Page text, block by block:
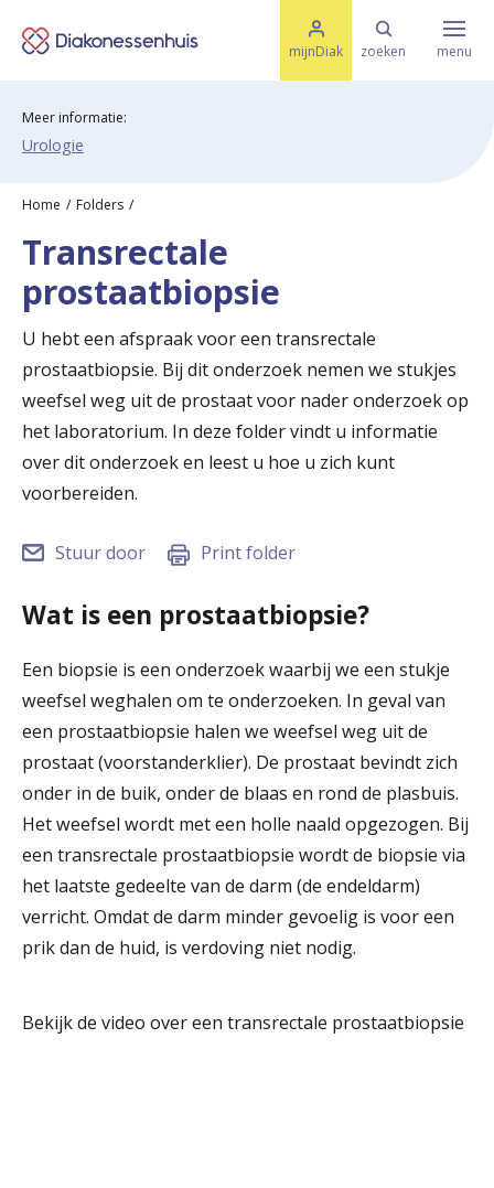
mijnDiak zoeken
M
e
menu
Specialismen & Afdelingen
Ziektes & Aandoeningen
Uw bezoek
Spoed
Translate
Werken & Leren bij
Zorgverleners
Meer informatie:
Urologie
Home Folders
Transrectale
prostaatbiopsie
U hebt een afspraak voor een transrectale
prostaatbiopsie. Bij dit onderzoek nemen we stukjes
weefsel weg uit de prostaat voor nader onderzoek op
het laboratorium. In deze folder vindt u informatie
over dit onderzoek en leest u hoe u zich kunt
voorbereiden.
Stuur door Print folder
Wat is een prostaatbiopsie?
Een biopsie is een onderzoek waarbij we een stukje
weefsel weghalen om te onderzoeken. In geval van
een prostaatbiopsie halen we weefsel weg uit de
prostaat (voorstanderklier). De prostaat bevindt zich
onder in de buik, onder de blaas en rond de plasbuis.
Het weefsel wordt met een holle naald opgezogen. Bij
een transrectale prostaatbiopsie wordt de biopsie via
het laatste gedeelte van de darm (de endeldarm)
verricht. Omdat de darm minder gevoelig is voor een
prik dan de huid, is verdoving niet nodig.
Bekijk de video over een transrectale prostaatbiopsie